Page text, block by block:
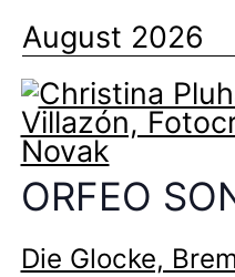
August 2026
ORFEO
Die Glocke,